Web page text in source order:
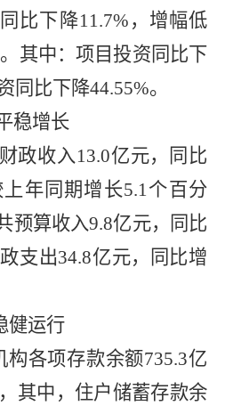
比下降11.7% ，增幅低
其中：项目投资同比下
同比下降44.55%。
稳增长
政收入 13.0亿元，同比
上年同期增长5.1 个百分
预算收入9.8亿元，同比
支出34.8亿元，同比增
健运行
构各项存款余额735.3亿
，其中，住户储蓄存款余